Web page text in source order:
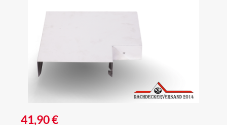
Regulärer Preis:
41,90 €